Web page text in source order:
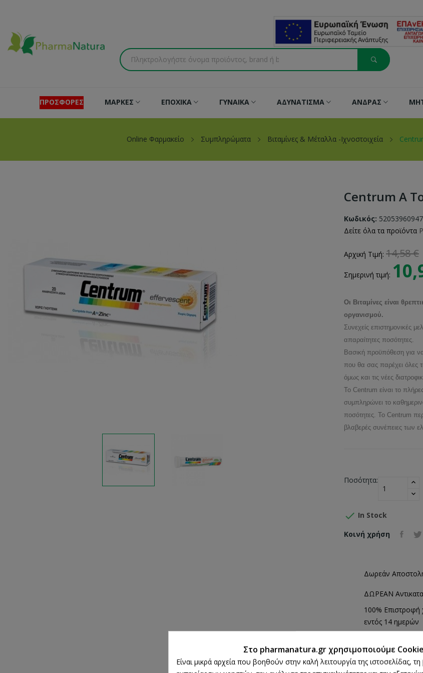
ΠΡΟΣΦΟΡΕΣ ΜΑΡΚΕΣ ΕΠΟΧΙΚΑ ΓΥΝΑΙΚΑ ΑΔΥΝΑΤΙΣΜΑ ΑΝΔΡΑΣ
Online Φαρμακείο Συμπληρώματα Βιταμίνες & Μέταλλα -Ιχνοστοιχεία
Centrum A
Κωδικός:
Δείτε όλα τα προϊόντα
Αρχική Τιμή: 14,58 €
Σημερινή τιμή:
Οι Βιταμίνες είναι
οργανισμού.
Συνεχείς επιστημονικές
απαραίτητες ποσότητες.
Βασική προϋπόθεση για
που θα σας παρέχει όλες
όμως και τις νέες
Το Centrum είναι το
συμπληρώνει το
ποσότητες. Το Centrum
βλαβερές συνέπειες των
Ποσότητα:
 In Stock
Κοινή χρήση
Δωρεάν
ΔΩΡΕΑΝ
100% Επιστροφή
εντός 14 ημερών
Άμεση Παραλαβή
από 2 Φυσικά
Στο pharmanatura.gr χρησιμοποιούμε
Είναι μικρά αρχεία που βοηθούν στην καλή λειτουργία της ιστοσελίδας,